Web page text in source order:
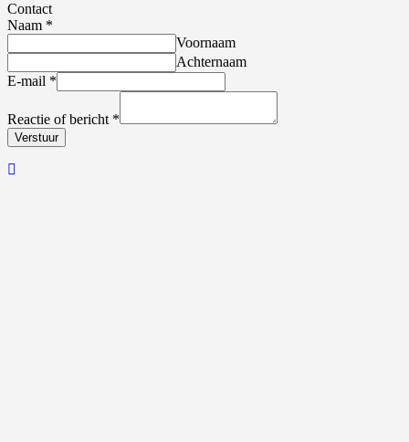
Contact
Naam *
Voornaam
Achternaam
E-mail *
Reactie of bericht *
Verstuur